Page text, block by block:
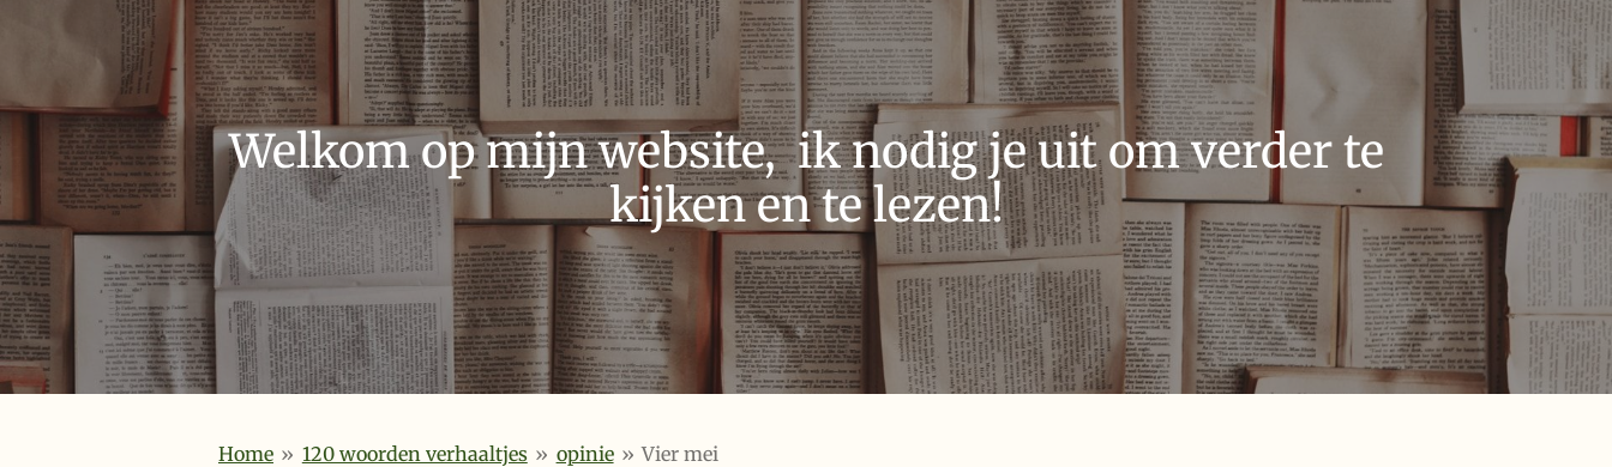
Welkom op mijn website, ik nodig je uit om verder te
kijken en te lezen!
Home » 120 woorden verhaaltjes » opinie » Vier mei